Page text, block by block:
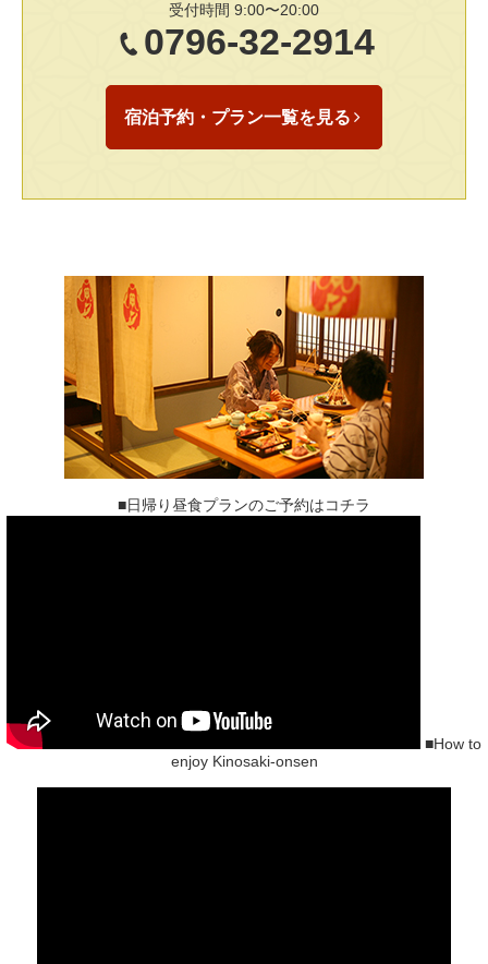
受付時間 9:00〜20:00
0796-32-2914
宿泊予約・プラン一覧を見る
■日帰り昼食プランのご予約はコチラ
■How to
enjoy Kinosaki-onsen